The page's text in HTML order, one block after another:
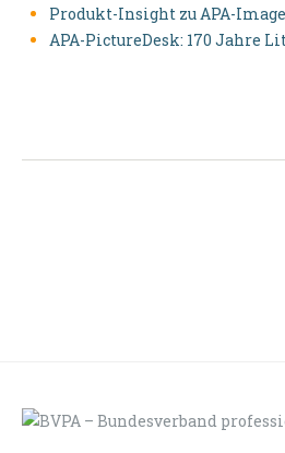
Produkt-Insight zu APA-
APA-PictureDesk: 170 Jahre